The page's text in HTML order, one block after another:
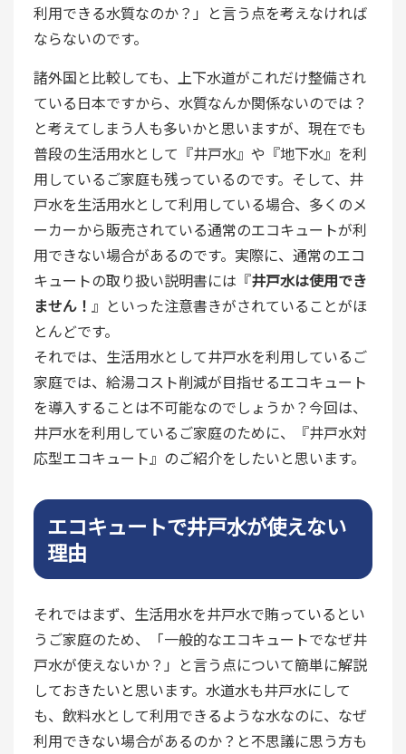
利用できる水質なのか？」と言う点を考えなければ
ならないのです。
諸外国と比較しても、上下水道がこれだけ整備され
ている日本ですから、水質なんか関係ないのでは？
と考えてしまう人も多いかと思いますが、現在でも
普段の生活用水として『井戸水』や『地下水』を利
用しているご家庭も残っているのです。そして、井
戸水を生活用水として利用している場合、多くのメ
ーカーから販売されている通常のエコキュートが利
用できない場合があるのです。実際に、通常のエコ
キュートの取り扱い説明書には『井戸水は使用でき
ません！』といった注意書きがされていることがほ
とんどです。
それでは、生活用水として井戸水を利用しているご
家庭では、給湯コスト削減が目指せるエコキュート
を導入することは不可能なのでしょうか？今回は、
井戸水を利用しているご家庭のために、『井戸水対
応型エコキュート』のご紹介をしたいと思います。
エコキュートで井戸水が使えない
理由
それではまず、生活用水を井戸水で賄っているとい
うご家庭のため、「一般的なエコキュートでなぜ井
戸水が使えないか？」と言う点について簡単に解説
しておきたいと思います。水道水も井戸水にして
も、飲料水として利用できるような水なのに、なぜ
利用できない場合があるのか？と不思議に思う方も